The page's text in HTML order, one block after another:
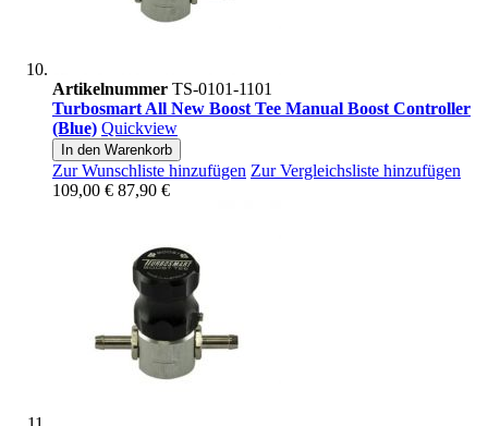
Artikelnummer TS-0101-1101
Turbosmart All New Boost Tee Manual Boost Controller
(Blue) Quickview
In den Warenkorb
Zur Wunschliste hinzufügen Zur Vergleichsliste hinzufügen
109,00 € 87,90 €